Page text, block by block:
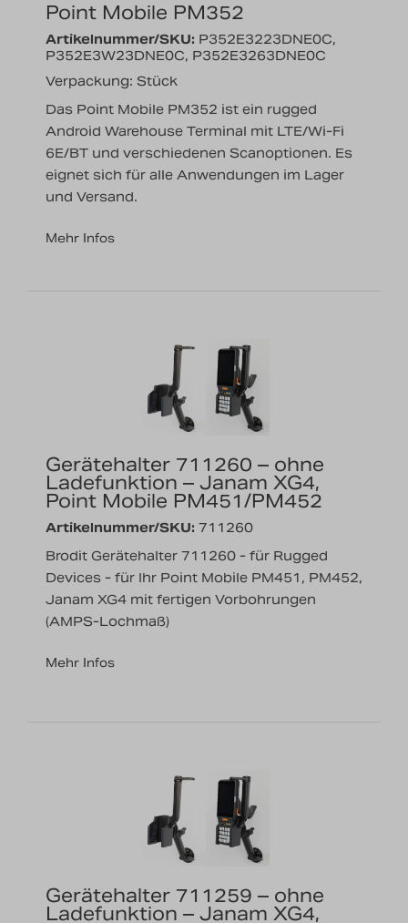
Point Mobile PM352
Artikelnummer/SKU: P352E3223DNE0C,
P352E3W23DNE0C, P352E3263DNE0C
Verpackung: Stück
Das Point Mobile PM352 ist ein rugged
Android Warehouse Terminal mit LTE/Wi-Fi
6E/BT und verschiedenen Scanoptionen. Es
eignet sich für alle Anwendungen im Lager
und Versand.
Mehr Infos
Gerätehalter 711260 – ohne
Ladefunktion – Janam XG4,
Point Mobile PM451/PM452
Artikelnummer/SKU: 711260
Brodit Gerätehalter 711260 - für Rugged
Devices - für Ihr Point Mobile PM451, PM452,
Janam XG4 mit fertigen Vorbohrungen
(AMPS-Lochmaß)
Mehr Infos
Gerätehalter 711259 – ohne
Ladefunktion – Janam XG4,